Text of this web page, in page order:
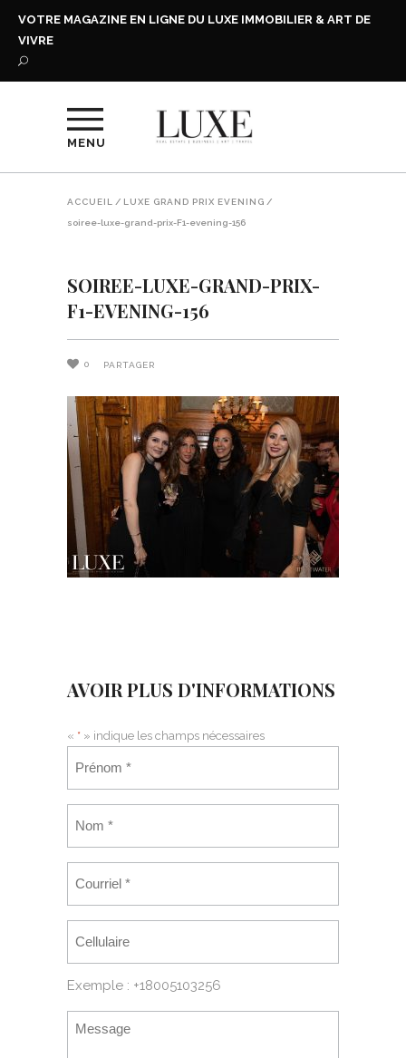
VOTRE MAGAZINE EN LIGNE DU LUXE IMMOBILIER & ART DE
VIVRE
MENU
ACCUEIL / LUXE GRAND PRIX EVENING /
soiree-luxe-grand-prix-F1-evening-156
SOIREE-LUXE-GRAND-PRIX-
F1-EVENING-156
0 PARTAGER
AVOIR PLUS D'INFORMATIONS
« * » indique les champs nécessaires
Exemple : +18005103256